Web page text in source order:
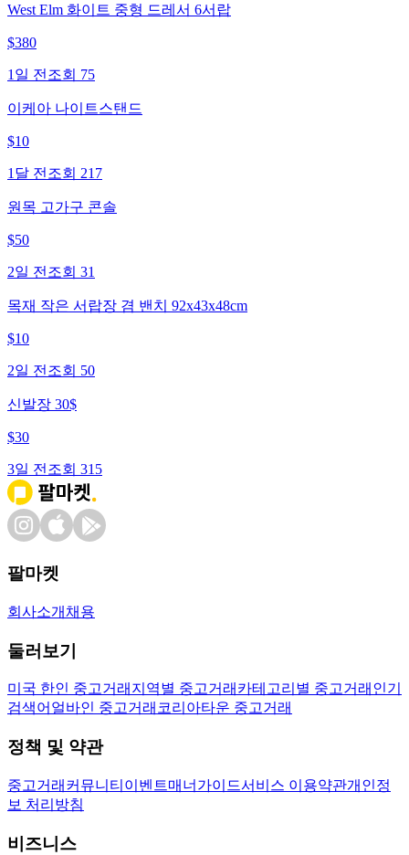
West Elm 화이트 중형 드레서 6서랍
$380
1일 전 조회 75
이케아 나이트스탠드
$10
1달 전 조회 217
원목 고가구 콘솔
$50
2일 전 조회 31
목재 작은 서랍장 겸 밴치 92x43x48cm
$10
2일 전 조회 50
신발장 30$
$30
3일 전 조회 315
팔마켓
회사소개 채용
둘러보기
미국 한인 중고거래 지역별 중고거래 카테고리별 중고거래 인기
검색어 얼바인 중고거래 코리아타운 중고거래
정책 및 약관
중고거래 커뮤니티 이벤트매너가이드서비스 이용약관개인정
보 처리방침
비즈니스